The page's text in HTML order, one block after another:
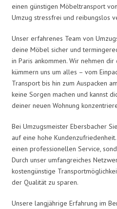
einen günstigen Möbeltransport
Umzug stressfrei und reibungslos
Unser erfahrenes Team von
deine Möbel sicher und
in Paris ankommen. Wir nehmen
kümmern uns um alles – vom
Transport bis hin zum Auspacken
keine Sorgen machen und kannst
deiner neuen Wohnung
Bei Umzugsmeister Ebersbacher
auf eine hohe
einen professionellen Service,
Durch unser umfangreiches
kostengünstige
der Qualität zu sparen.
Unsere langjährige Erfahrung im